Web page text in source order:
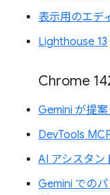
表示用のエデ
Lighthouse 13
Chrome
Gemini が提
DevTools
AI アシスタン
Gemini での